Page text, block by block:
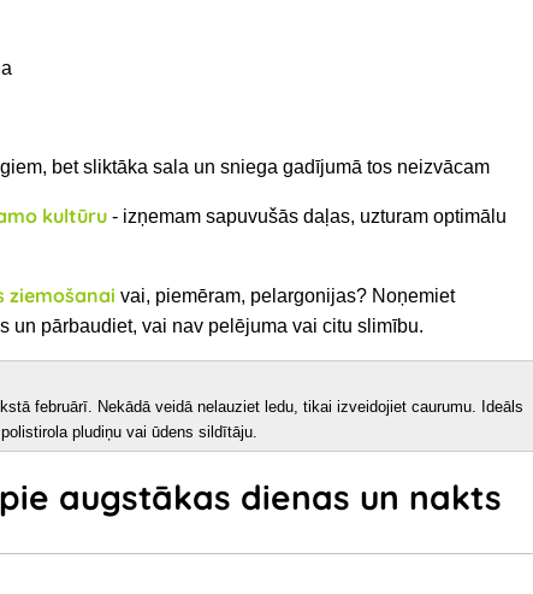
bet sliktāka sala un sniega gadījumā tos neizvācam
kultūru - izņemam sapuvušās daļas, uzturam optimālu
ziemošanai vai, piemēram, pelargonijas? Noņemiet
un pārbaudiet, vai nav pelējuma vai citu slimību.
februārī. Nekādā veidā nelauziet ledu, tikai izveidojiet caurumu. Ideāls
pludiņu vai ūdens sildītāju.
augstākas dienas un nakts